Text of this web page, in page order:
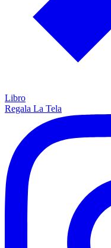
Libro
Regala La Tela